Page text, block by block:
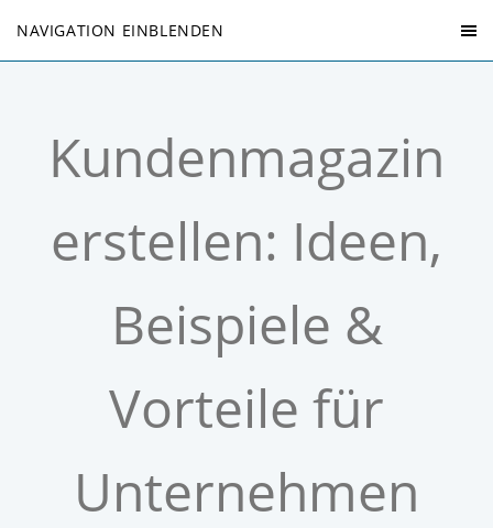
NAVIGATION EINBLENDEN
Kundenmagazin
erstellen: Ideen,
Beispiele &
Vorteile für
Unternehmen